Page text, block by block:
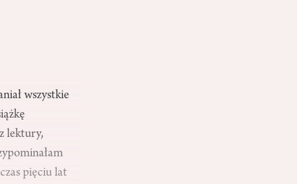
wszystkie
lektury,
pięciu lat